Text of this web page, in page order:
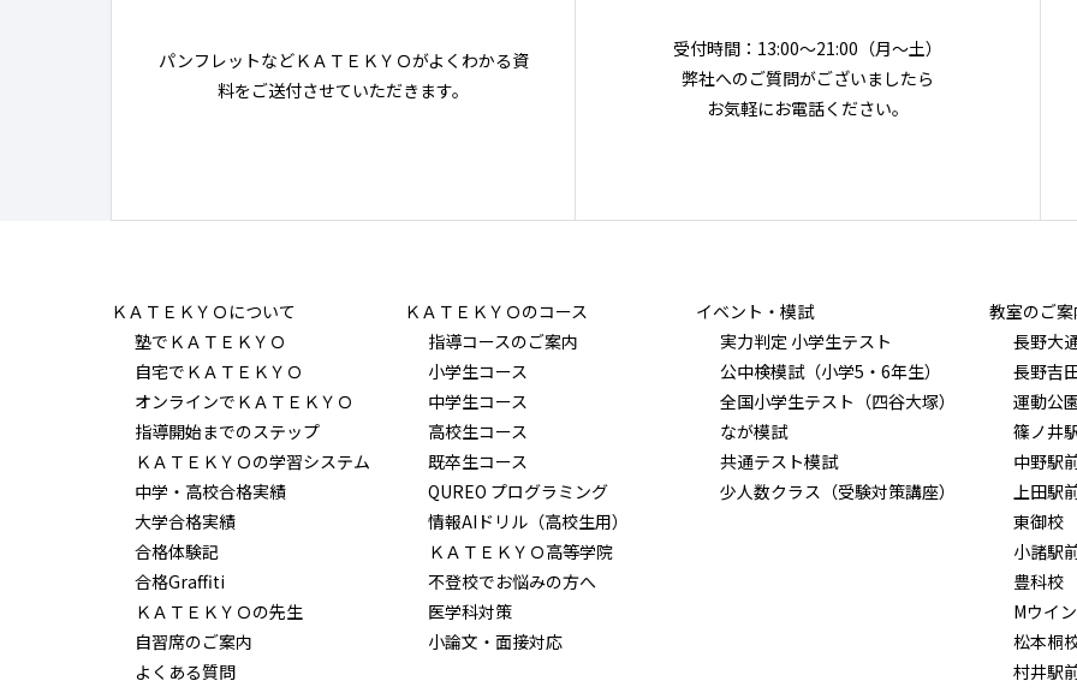
パンフレットなどＫＡＴＥＫＹＯがよくわかる資
料をご送付させていただきます。
受付時間：13:00～21:00（月〜土）
弊社へのご質問がございましたら
お気軽にお電話ください。
ＫＡＴＥＫＹＯについて
塾でＫＡＴＥＫＹＯ
自宅でＫＡＴＥＫＹＯ
オンラインでＫＡＴＥＫＹＯ
指導開始までのステップ
ＫＡＴＥＫＹＯの学習システム
中学・高校合格実績
大学合格実績
合格体験記
合格Graffiti
ＫＡＴＥＫＹＯの先生
自習席のご案内
よくある質問
ＫＡＴＥＫＹＯのコース
指導コースのご案内
小学生コース
中学生コース
高校生コース
既卒生コース
QUREO プログラミング
情報AIドリル（高校生用）
ＫＡＴＥＫＹＯ高等学院
不登校でお悩みの方へ
医学科対策
小論文・面接対応
イベント・模試
実力判定 小学生テスト
公中検模試（小学5・6年生）
全国小学生テスト（四谷大塚）
なが模試
共通テスト模試
少人数クラス（受験対策講座）
教室のご
長野大
長野吉
運動公
篠ノ井
中野駅
上田駅
東御校
小諸駅
豊科校
Mウイ
松本桐
村井駅